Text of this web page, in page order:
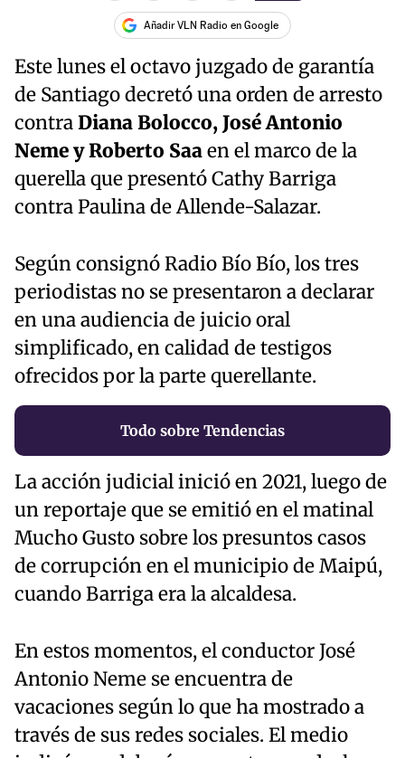
Añadir VLN Radio en Google
Este lunes el octavo juzgado de garantía
de Santiago decretó una orden de arresto
contraDiana Bolocco, José Antonio
Neme y Roberto Saaen el marco de la
querella que presentó Cathy Barriga
contra Paulina de Allende-Salazar.
Según consignó Radio Bío Bío, los tres
periodistas no se presentaron a declarar
en una audiencia de juicio oral
simplificado, en calidad de testigos
ofrecidos por la parte querellante.
Todo sobre Tendencias
La acción judicial inició en 2021, luego de
un reportaje que se emitió en el matinal
Mucho Gusto sobre los presuntos casos
de corrupción en el municipio de Maipú,
cuando Barriga era la alcaldesa.
En estos momentos, el conductor José
Antonio Neme se encuentra de
vacaciones según lo que ha mostrado a
través de sus redes sociales. El medio